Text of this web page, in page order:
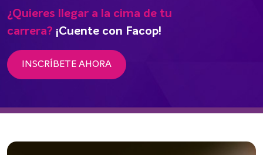
¿Quieres llegar a la cima de tu
carrera? ¡Cuente con Facop!
INSCRÍBETE AHORA